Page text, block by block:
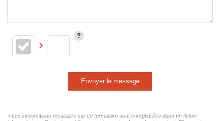
Envoyer le message
« Les informations recueillies sur ce formulaire sont enregistrées dans un fichier